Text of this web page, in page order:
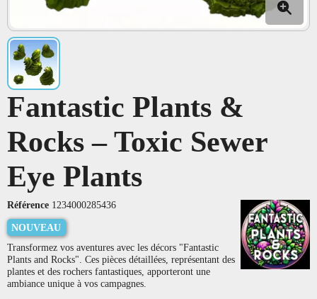
Fantastic Plants &
Rocks – Toxic Sewer
Eye Plants
Référence 1234000285436
NOUVEAU
Transformez vos aventures avec les décors "Fantastic
Plants and Rocks". Ces pièces détaillées, représentant des
plantes et des rochers fantastiques, apporteront une
ambiance unique à vos campagnes.